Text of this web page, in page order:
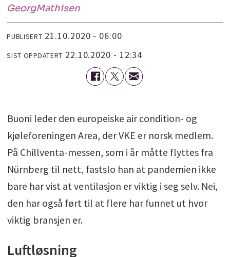
GeorgMathisen
PUBLISERT 21.10.2020 - 06:00
SIST OPPDATERT 22.10.2020 - 12:34
Buoni leder den europeiske air condition- og
kjøleforeningen Area, der VKE er norsk medlem.
På Chillventa-messen, som i år måtte flyttes fra
Nürnberg til nett, fastslo han at pandemien ikke
bare har vist at ventilasjon er viktig i seg selv. Nei,
den har også ført til at flere har funnet ut hvor
viktig bransjen er.
Luftløsning